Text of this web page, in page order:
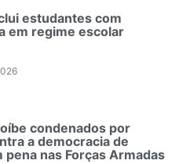
estudantes com
em regime escolar
condenados por
a democracia de
pena nas Forças Armadas